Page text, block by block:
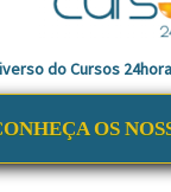
do Cursos
OS